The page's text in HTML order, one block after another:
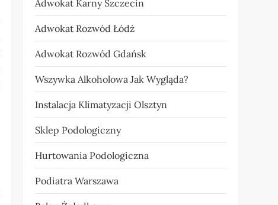
Adwokat Karny Szczecin
Adwokat Rozwód Łódź
Adwokat Rozwód Gdańsk
Wszywka Alkoholowa Jak Wygląda?
Instalacja Klimatyzacji Olsztyn
Sklep Podologiczny
Hurtowania Podologiczna
Podiatra Warszawa